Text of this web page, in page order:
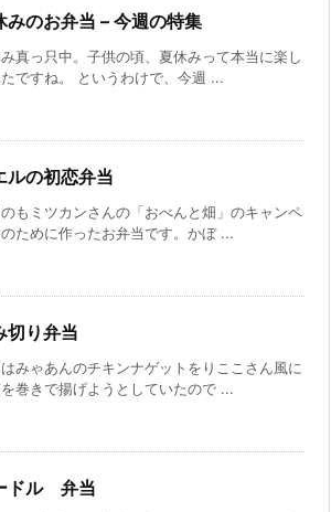
みのお弁当 – 今週の特集
真っ只中。子供の頃、夏休みって本当に楽し
ですね。 というわけで、今週 ...
ルの初恋弁当
もミツカンさんの「おべんと畑」のキャンペ
ために作ったお弁当です。かぼ ...
切り弁当
みゃあんのチキンナゲットをりここさん風に
巻きで揚げようとしていたので ...
ドル 弁当